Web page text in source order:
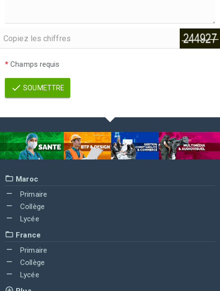
* Champs requis
SOUMETTRE
Maroc
Primaire
Collège
Lycée
France
Primaire
Collège
Lycée